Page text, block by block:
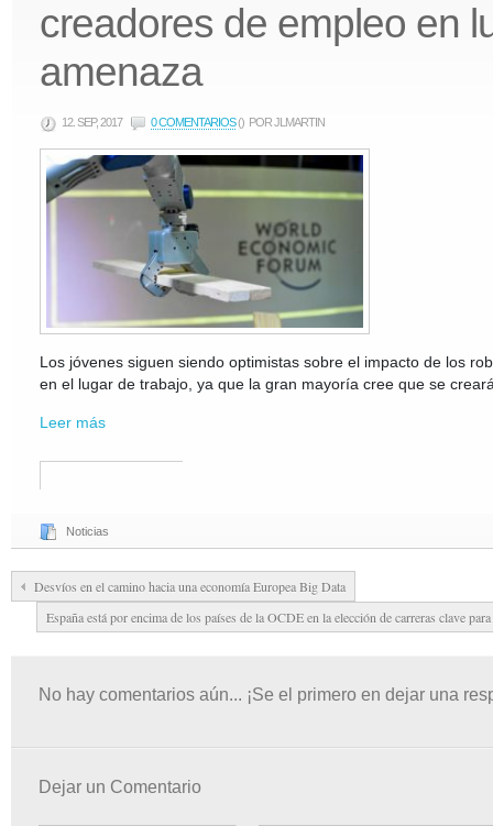
creadores de empleo en
amenaza
12. SEP, 2017 0 COMENTARIOS() POR JLMARTIN
Los jóvenes siguen siendo optimistas sobre el impacto de los
en el lugar de trabajo, ya que la gran mayoría cree que se
Leer más
Noticias
Desvíos en el camino hacia una economía Europea Big Data
España está por encima de los países de la OCDE en la elección de carreras clave
No hay comentarios aún... ¡Se el primero en dejar una
Dejar un Comentario